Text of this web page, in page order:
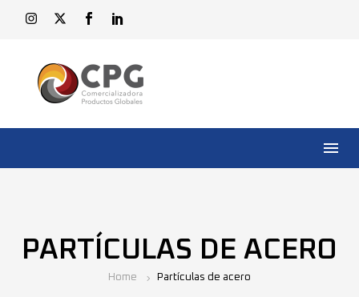
PARTÍCULAS DE ACERO
Home Partículas de acero